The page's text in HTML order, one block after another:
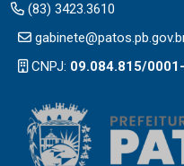
(83) 3423.3610
CNPJ: 09.084.815/